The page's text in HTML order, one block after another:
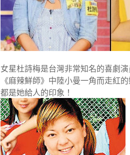
女星杜詩梅是台灣非常知名的喜劇
《麻辣鮮師》中陸小曼一角而走紅
都是她給人的印象！